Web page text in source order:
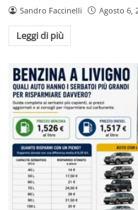
Sandro Faccinelli Agosto 6,
Leggi di più